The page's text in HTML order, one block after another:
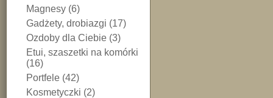
Magnesy (6)
Gadżety, drobiazgi (17)
Ozdoby dla Ciebie (3)
Etui, szaszetki na komórki
(16)
Portfele (42)
Kosmetyczki (2)